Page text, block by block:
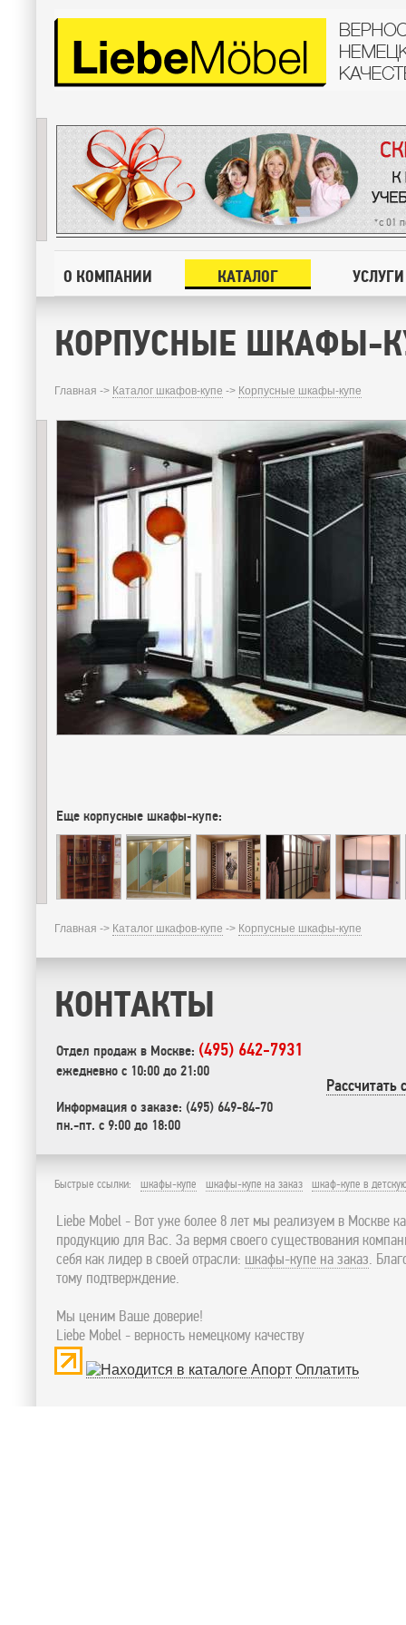
О КОМПАНИИ КАТАЛОГ УСЛУГИ
КОРПУСНЫЕ ШКАФЫ-
Главная -> Каталог шкафов-купе -> Корпусные шкафы-купе
Еще корпусные шкафы-купе:
Главная -> Каталог шкафов-купе -> Корпусные шкафы-купе
КОНТАКТЫ
Отдел продаж в Москве: (495) 642-7931
ежедневно с 10:00 до 21:00
Информация о заказе: (495) 649-84-70
пн.-пт. с 9:00 до 18:00
Быстрые ссылки: шкафы-купе шкафы-купе на заказ шкаф-купе в
Liebe Mobel - Вот уже более 8 лет мы реализуем в Москве
продукцию для Вас. За вермя своего существования
себя как лидер в своей отрасли: шкафы-купе на заказ.
тому подтверждение.
Мы ценим Ваше доверие!
Liebe Mobel - верность немецкому качеству
Оплатить